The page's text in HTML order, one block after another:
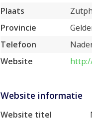
Plaats
Provincie
Telefoon
Website
Website informatie
Website titel